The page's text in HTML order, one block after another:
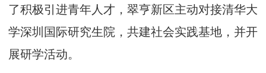
了积极引进青年人才，翠亨新区主动对接清华大
学深圳国际研究生院，共建社会实践基地，并开
展研学活动。